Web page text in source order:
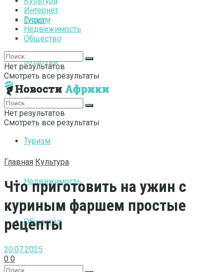
Спорт
Культура
Интернет
Туризм
Недвижимость
Общество
Интернет
Туризм
Недвижимость
Общество
Нет результатов
Смотреть все результаты
Нет результатов
Смотреть все результаты
Главная Культура
Что приготовить на ужин с
куриным фаршем простые
рецепты
20.07.2025
0 0